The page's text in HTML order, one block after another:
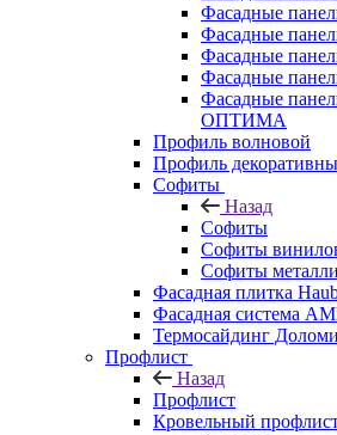
Фасадные
Фасадные
Фасадные
Фасадные
Фасадные
ОПТИМА
Профиль волновой
Профиль
Софиты
Назад
Софиты
Софиты
Софиты
Фасадная плитка
Фасадная система
Термосайдинг
Профлист
Назад
Профлист
Кровельный